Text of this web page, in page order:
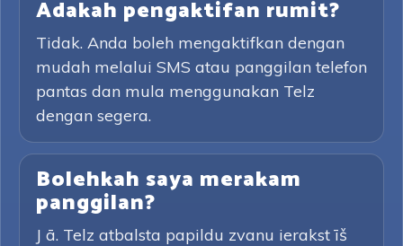
Adakah pengaktifan rumit?
Tidak. Anda boleh mengaktifkan dengan
mudah melalui SMS atau panggilan telefon
pantas dan mula menggunakan Telz
dengan segera.
Bolehkah saya merakam
panggilan?
J ā. Telz atbalsta papildu zvanu ierakst īš